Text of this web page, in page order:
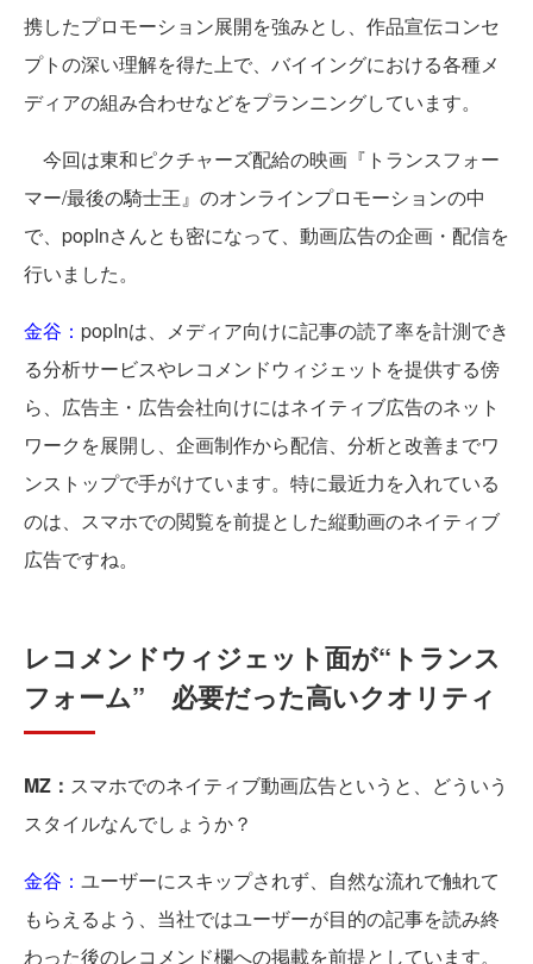
携したプロモーション展開を強みとし、作品宣伝コンセ
プトの深い理解を得た上で、バイイングにおける各種メ
ディアの組み合わせなどをプランニングしています。
今回は東和ピクチャーズ配給の映画『トランスフォー
マー/最後の騎士王』のオンラインプロモーションの中
で、popInさんとも密になって、動画広告の企画・配信を
行いました。
金谷： popInは、メディア向けに記事の読了率を計測でき
る分析サービスやレコメンドウィジェットを提供する傍
ら、広告主・広告会社向けにはネイティブ広告のネット
ワークを展開し、企画制作から配信、分析と改善までワ
ンストップで手がけています。特に最近力を入れている
のは、スマホでの閲覧を前提とした縦動画のネイティブ
広告ですね。
レコメンドウィジェット面が“トランス
フォーム” 必要だった高いクオリティ
MZ： スマホでのネイティブ動画広告というと、どういう
スタイルなんでしょうか？
金谷： ユーザーにスキップされず、自然な流れで触れて
もらえるよう、当社ではユーザーが目的の記事を読み終
わった後のレコメンド欄への掲載を前提としています。